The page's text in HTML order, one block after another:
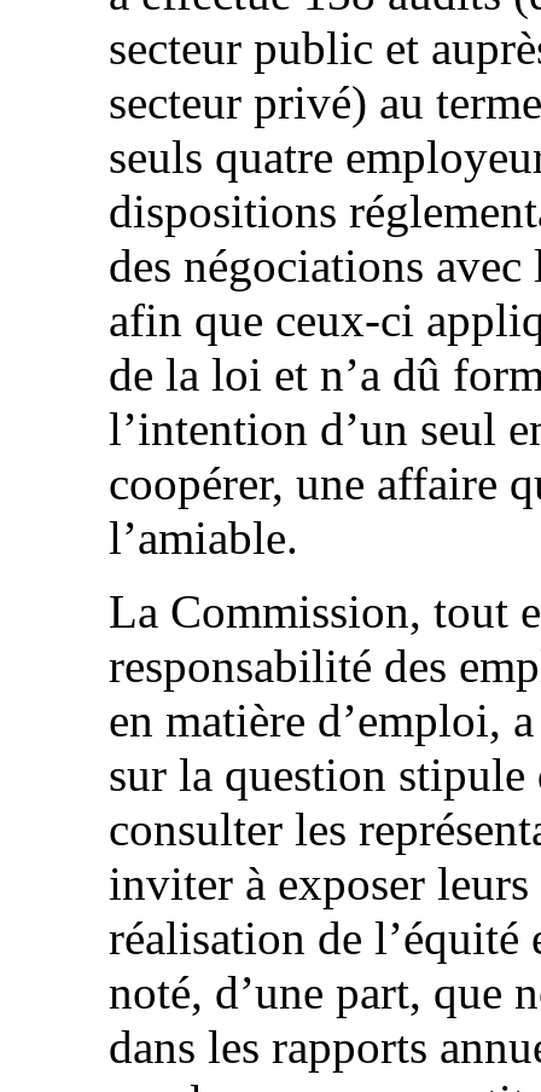
secteur public et
secteur privé) au
seuls quatre
dispositions
des négociations
afin que ceux-ci
de la loi et n’a dû
l’intention d’un seul
coopérer, une affaire
l’amiable.
La Commission, tout
responsabilité des
en matière d’emploi,
sur la question
consulter les
inviter à exposer
réalisation de l’équité
noté, d’une part, que
dans les rapports